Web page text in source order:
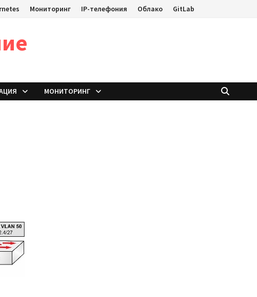
Мониторинг IP-телефония Облако GitLab
МОНИТОРИНГ